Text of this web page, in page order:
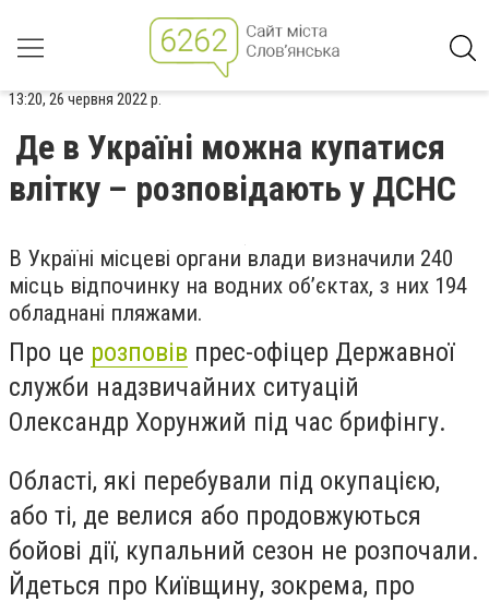
13:20, 26 червня 2022 р.
Де в Україні можна купатися
влітку – розповідають у ДСНС
В Україні місцеві органи влади визначили 240
місць відпочинку на водних об’єктах, з них 194
обладнані пляжами.
Про це розповів прес-офіцер Державної
служби надзвичайних ситуацій
Олександр Хорунжий під час брифінгу.
Області, які перебували під окупацією,
або ті, де велися або продовжуються
бойові дії, купальний сезон не розпочали.
Йдеться про Київщину, зокрема, про